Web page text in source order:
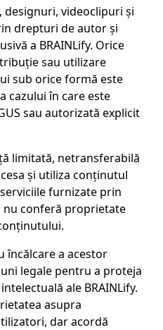
designuri, videoclipuri și
drepturi de autor și
a BRAINLify. Orice
sau utilizare
sub orice formă este
cazului în care este
sau autorizată explicit
limitată, netransferabilă
și utiliza conținutul
furnizate prin
nu conferă proprietate
încălcare a acestor
legale pentru a proteja
ale BRAINLify.
asupra
dar acordă